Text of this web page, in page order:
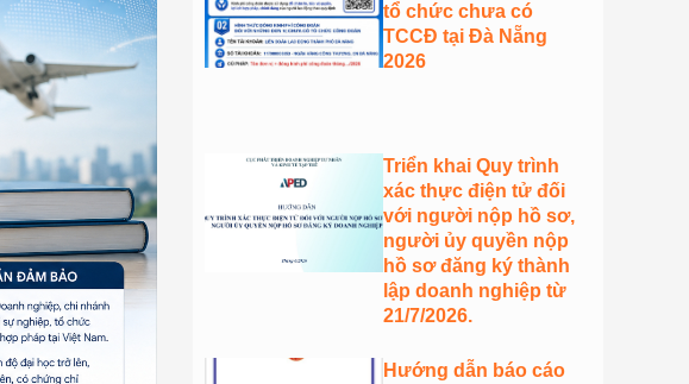
tổ chức chưa có
TCCĐ tại Đà Nẵng
2026
Triển khai Quy trình
xác thực điện tử đối
với người nộp hồ sơ,
người ủy quyền nộp
hồ sơ đăng ký thành
lập doanh nghiệp từ
21/7/2026.
Hướng dẫn báo cáo